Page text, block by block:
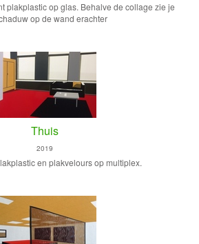
plakplastic op glas. Behalve de collage zie je
op de wand erachter
Thuis
2019
en plakvelours op multiplex.